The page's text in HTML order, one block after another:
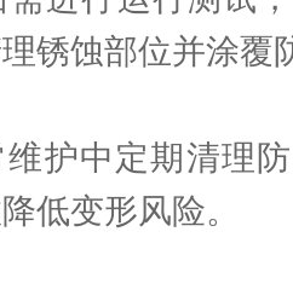
锈蚀部位并涂覆
中定期清理防
低变形风险。